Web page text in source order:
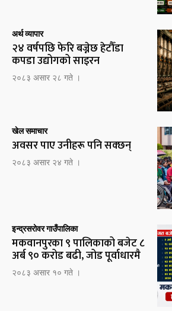
अर्थ व्यापार
२४ वर्षपछि फेरि बज्नेछ हेटौँडा
कपडा उद्योगको साइरन
२०८३ असार २८ गते ।
खेल समाचार
अवसर पाए उनीहरू पनि सक्छन्
२०८३ असार २४ गते ।
इन्द्रसरोवर गाउँपालिका
मकवानपुरका ९ पालिकाको बजेट ८
अर्ब ९० करोड बढी, जोड पूर्वाधारमै
२०८३ असार १० गते ।